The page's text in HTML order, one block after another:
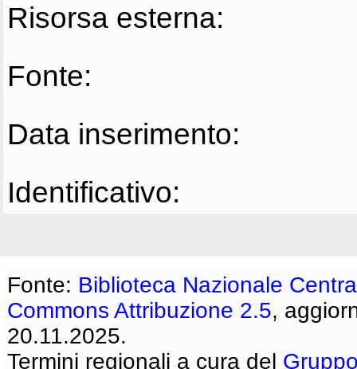
Risorsa esterna:
Fonte:
Data inserimento:
Identificativo:
Fonte: Biblioteca Nazionale
Commons Attribuzione 2.5,
20.11.2025.
Termini regionali a cura del